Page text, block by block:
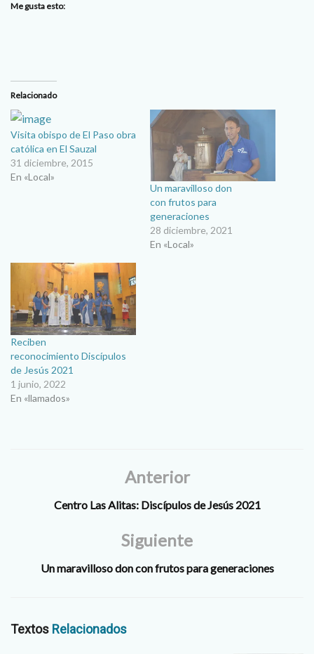
Me gusta esto:
Relacionado
Visita obispo de El Paso obra
católica en El Sauzal
31 diciembre, 2015
En «Local»
Un maravilloso don
con frutos para
generaciones
28 diciembre, 2021
En «Local»
Reciben
reconocimiento Discípulos
de Jesús 2021
1 junio, 2022
En «llamados»
Anterior
Centro Las Alitas: Discípulos de Jesús 2021
Siguiente
Un maravilloso don con frutos para generaciones
Textos Relacionados